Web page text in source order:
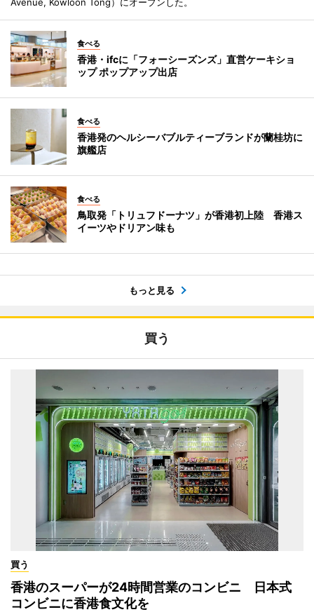
Avenue, Kowloon Tong）にオープンした。
食べる
香港・ifcに「フォーシーズンズ」直営ケーキショ
ップ ポップアップ出店
食べる
香港発のヘルシーバブルティーブランドが蘭桂坊に
旗艦店
食べる
鳥取発「トリュフドーナツ」が香港初上陸 香港ス
イーツやドリアン味も
もっと見る
買う
買う
香港のスーパーが24時間営業のコンビニ 日本式
コンビニに香港食文化を